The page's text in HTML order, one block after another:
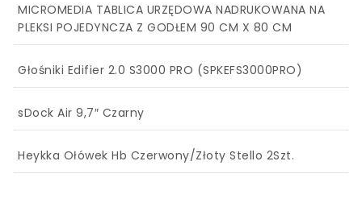
MICROMEDIA TABLICA URZĘDOWA NADRUKOWANA NA
PLEKSI POJEDYNCZA Z GODŁEM 90 CM X 80 CM
Głośniki Edifier 2.0 S3000 PRO (SPKEFS3000PRO)
sDock Air 9,7″ Czarny
Heykka Ołówek Hb Czerwony/Złoty Stello 2Szt.